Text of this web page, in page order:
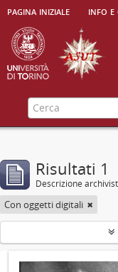
pagina iniziale info
Risultati 1
Descrizione
Con oggetti digitali